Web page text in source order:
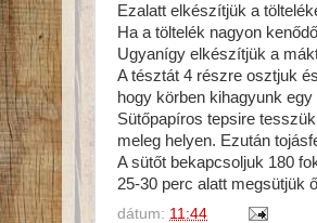
Ezalatt elkészítjük a
Ha a töltelék nagyon
Ugyanígy elkészítjük a
A tésztát 4 részre osztjuk
hogy körben kihagyunk
Sütőpapíros tepsire
meleg helyen. Ezután
A sütőt bekapcsoljuk 180
25-30 perc alatt megsütjük
dátum: 11:44